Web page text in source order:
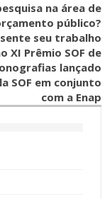
na área de
público?
seu trabalho
XI Prêmio SOF de
lançado
SOF em conjunto
com a Enap